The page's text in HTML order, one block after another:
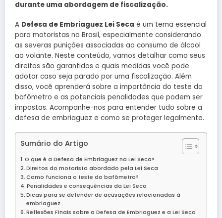
durante uma abordagem de fiscalização.
A Defesa de Embriaguez Lei Seca é um tema essencial
para motoristas no Brasil, especialmente considerando
as severas punições associadas ao consumo de álcool
ao volante. Neste conteúdo, vamos detalhar como seus
direitos são garantidos e quais medidas você pode
adotar caso seja parado por uma fiscalização. Além
disso, você aprenderá sobre a importância do teste do
bafômetro e as potenciais penalidades que podem ser
impostas. Acompanhe-nos para entender tudo sobre a
defesa de embriaguez e como se proteger legalmente.
Sumário do Artigo
O que é a Defesa de Embriaguez na Lei Seca?
Direitos do motorista abordado pela Lei Seca
Como funciona o teste do bafômetro?
Penalidades e consequências da Lei Seca
Dicas para se defender de acusações relacionadas à
embriaguez
Reflexões Finais sobre a Defesa de Embriaguez e a Lei Seca